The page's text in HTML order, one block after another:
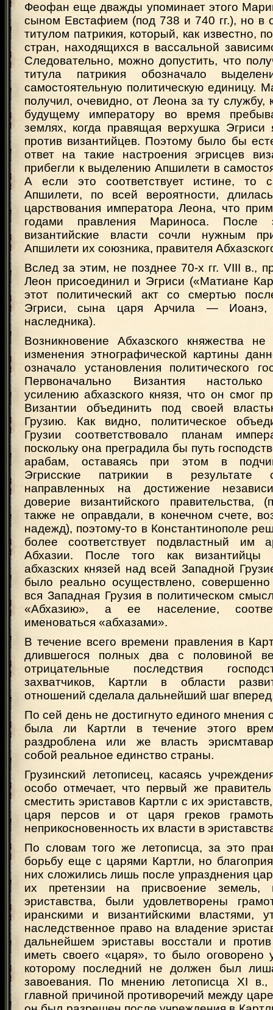
Феофан еще дважды упоминает этого
сыном Евстафием (под 738 и 740 гг.), но в
титулом патрикия, который, как известно,
стран, находящихся в вассальной
Следовательно, можно допустить, что
титула патрикия обозначало
самостоятельную политическую единицу.
получил, очевидно, от Леона за ту службу,
будущему императору во время
землях, когда правящая верхушка Эгриси
против византийцев. Поэтому было бы
ответ на такие настроения эгрисцев
прибегли к выделению Апшилети в
А если это соответствует истине, то
Апшилети, по всей вероятности,
царствования императора Леона, что
годами правления Мариноса. После
византийские власти сочли нужным
Апшилети их союзника, правителя
Вслед за этим, не позднее 70-х гг. VIII в.,
Леон присоединил и Эгриси («Матиане
этот политический акт со смертью
Эгриси, сына царя Арчила — Иоанэ,
наследника).
Возникновение Абхазского княжества
изменения этнографической картины
означало установления политического
Первоначально Византия настолько
усилению абхазского князя, что он смог
Византии объединить под своей
Грузию. Как видно, политическое
Грузии соответствовало планам
поскольку она преградила бы путь
арабам, оставаясь при этом в
Эгрисские патрикии в результате
направленных на достижение
доверие византийского правительства,
также не оправдали, в конечном счете,
надежд), поэтому-то в Константинополе
более соответствует подвластный им
Абхазии. После того как византийцы
абхазских князей над всей Западной
было реально осуществлено, совершенно
вся Западная Грузия в политическом
«Абхазию», а ее население,
именоваться «абхазами».
В течение всего времени правления в
длившегося полных два с половиной
отрицательные последствия
захватчиков, Картли в области
отношений сделала дальнейший шаг
По сей день не достигнуто единого мнения
была ли Картли в течение этого
раздроблена или же власть
собой реальное единство страны.
Грузинский летописец, касаясь
особо отмечает, что первый же
сместить эриставов Картли с их
царя персов и от царя греков
неприкосновенность их власти в
По словам того же летописца, за это
борьбу еще с царями Картли, но
них сложились лишь после упразднения
их претензии на присвоение
эриставства, были удовлетворены
иранскими и византийскими властями,
наследственное право на владение
дальнейшем эриставы восстали и
иметь своего «царя», то было оговорено
которому последний не должен был
завоевания. По мнению летописца XI
главной причиной противоречий между